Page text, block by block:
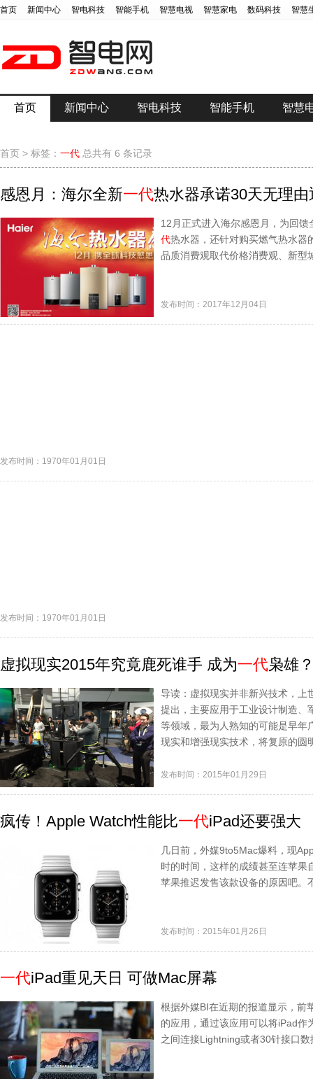
首页 新闻中心 智电科技 智能手机 智慧电视 智慧家电 数码科技 智慧
首页 新闻中心 智电科技 智能手机 智慧
首页 > 标签： 一代 总共有 6 条记录
感恩月：海尔全新一代热水器承诺30天无理由
12月正式进入海尔感恩月，为回
代热水器，还针对购买燃气热水器
品质消费观取代价格消费观、新型
发布时间：2017年12月04日
发布时间：1970年01月01日
发布时间：1970年01月01日
虚拟现实2015年究竟鹿死谁手 成为一代枭雄
导读：虚拟现实并非新兴技术，上
提出，主要应用于工业设计制造、
等领域，最为人熟知的可能是早年
现实和增强现实技术，将复原的圆
发布时间：2015年01月29日
疯传！Apple Watch性能比一代iPad还要强大
几日前，外媒9to5Mac爆料，现
时的时间，这样的成绩甚至连苹果
苹果推迟发售该款设备的原因吧。
发布时间：2015年01月26日
一代iPad重见天日 可做Mac屏幕
根据外媒BI在近期的报道显示，前
的应用，通过该应用可以将iPad
之间连接Lightning或者30针接口